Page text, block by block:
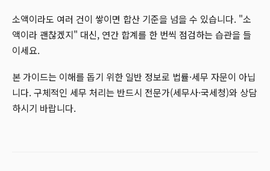
소액이라도 여러 건이 쌓이면 합산 기준을 넘을 수 있습니다. "소
액이라 괜찮겠지" 대신, 연간 합계를 한 번씩 점검하는 습관을 들
이세요.
본 가이드는 이해를 돕기 위한 일반 정보로 법률·세무 자문이 아닙
니다. 구체적인 세무 처리는 반드시 전문가(세무사·국세청)와 상담
하시기 바랍니다.